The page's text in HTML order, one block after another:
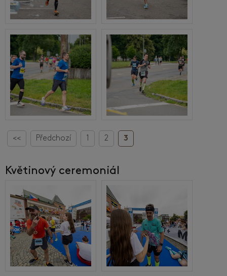
<< Předchozí 1 2 3
Květinový ceremoniál